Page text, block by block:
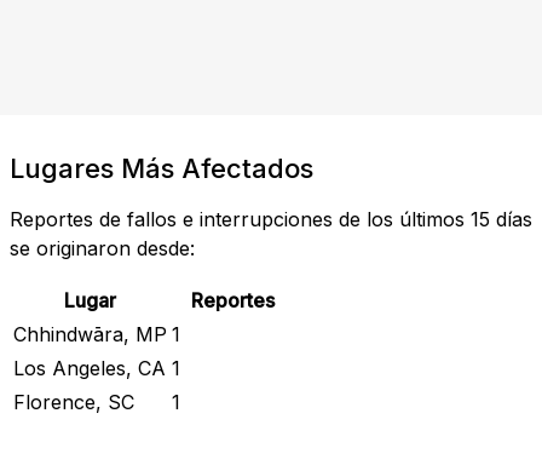
Lugares Más Afectados
Reportes de fallos e interrupciones de los últimos 15 días
se originaron desde:
Lugar
Reportes
Chhindwāra, MP 1
Los Angeles, CA 1
Florence, SC
1